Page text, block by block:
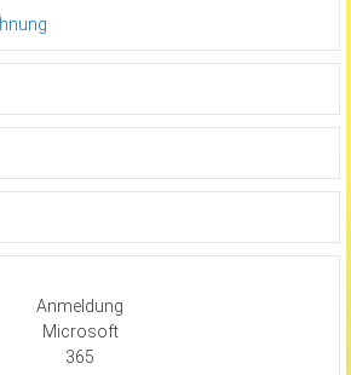
Anmeldung
Microsoft
365